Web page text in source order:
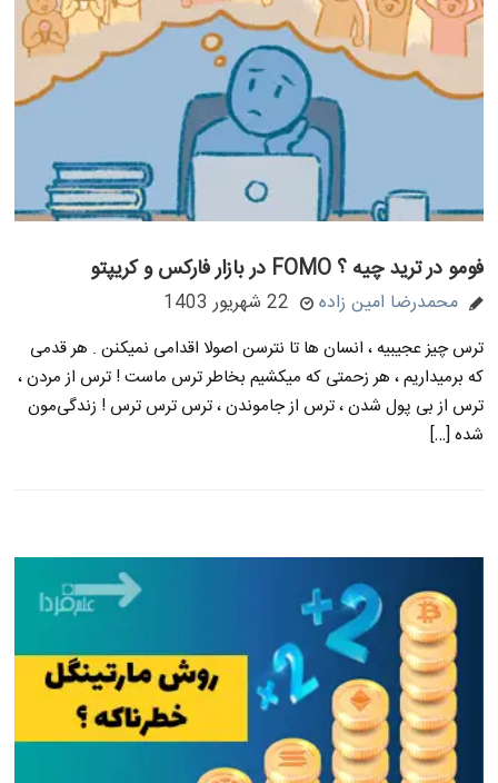
فومو در ترید چیه ؟ FOMO در بازار فارکس و کریپتو
محمدرضا امین زاده 22 شهریور 1403
ترس چیز عجیبیه ، انسان ها تا نترسن اصولا اقدامی نمیکنن . هر قدمی
که برمیداریم ، هر زحمتی که میکشیم بخاطر ترس ماست ! ترس از مردن ،
ترس از بی پول شدن ، ترس از جاموندن ، ترس ترس ترس ! زندگی‌مون
شده […]